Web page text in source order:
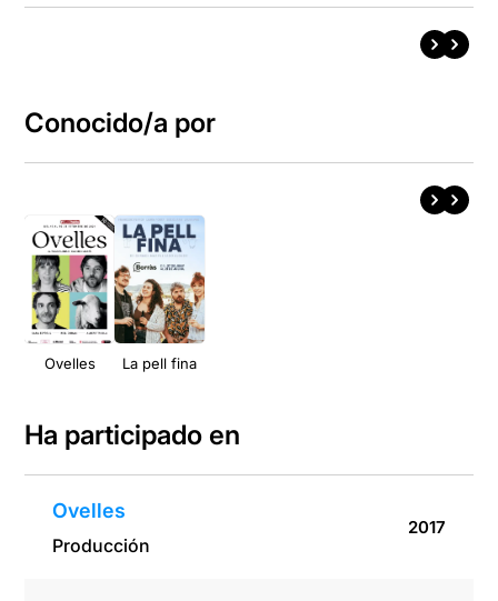
Conocido/a por
Ovelles La pell fina
Ha participado en
Ovelles
Producción
2017